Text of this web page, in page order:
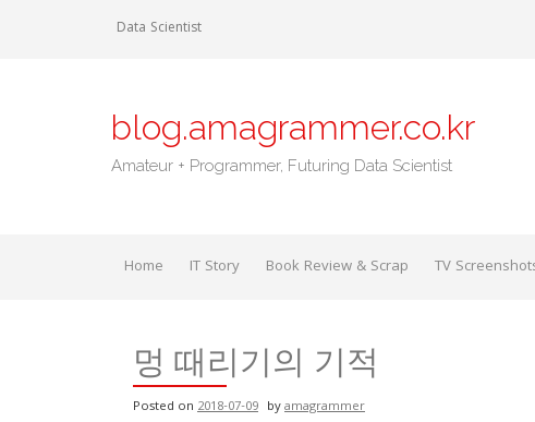
Data Scientist
blog.amagrammer.co.kr
Amateur + Programmer, Futuring Data Scientist
Home IT Story Book Review & Scrap TV
멍 때리기의 기적
Posted on 2018-07-09 byamagrammer